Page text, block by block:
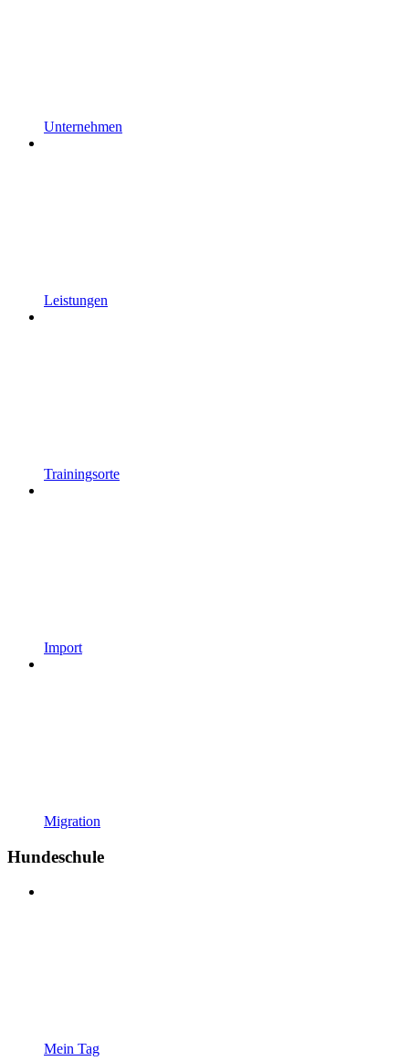
Unternehmen
Leistungen
Trainingsorte
Import
Migration
Hundeschule
Mein Tag